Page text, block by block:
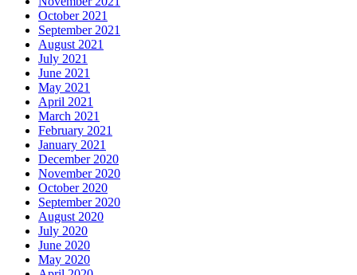
October 2021
September 2021
August 2021
July 2021
June 2021
May 2021
April 2021
March 2021
February 2021
January 2021
December 2020
November 2020
October 2020
September 2020
August 2020
July 2020
June 2020
May 2020